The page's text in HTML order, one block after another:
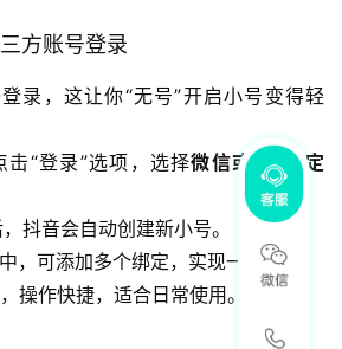
方账号登录
录，这让你“无号”开启小号变得轻
击“登录”选项，选择微信或QQ绑定
抖音会自动创建新小号。
，可添加多个绑定，实现一键切换。
操作快捷，适合日常使用。